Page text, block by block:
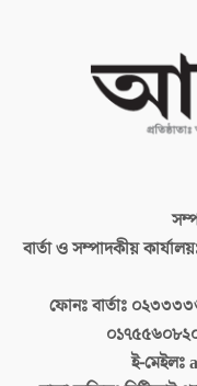
বার্তা ও সম্পাদকীয়
ফোনঃ বার্তাঃ
ই-মেইলঃ